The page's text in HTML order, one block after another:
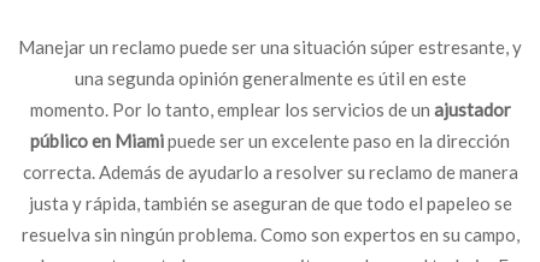
Manejar un reclamo puede ser una situación súper estresante, y
una segunda opinión generalmente es útil en este
momento. Por lo tanto, emplear los servicios de un ajustador
público en Miamipuede ser un excelente paso en la dirección
correcta. Además de ayudarlo a resolver su reclamo de manera
justa y rápida, también se aseguran de que todo el papeleo se
resuelva sin ningún problema. Como son expertos en su campo,